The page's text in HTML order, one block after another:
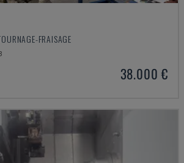
FRAISAGE
38.000 €